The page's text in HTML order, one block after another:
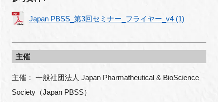
Japan PBSS_第3回セミナー_フライヤー_v4 (1)
主催
主催： 一般社団法人 Japan Pharmatheutical & BioScience
Society（Japan PBSS）